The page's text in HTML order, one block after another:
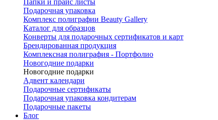
Папки и прайс листы
Подарочная упаковка
Комплекс полиграфии Beauty Gallery
Каталог для образцов
Конверты для подарочных сертификатов и карт
Брендированная продукция
Комплексная полиграфия - Портфолио
Новогодние подарки
Новогодние подарки
Адвент календари
Подарочные сертификаты
Подарочная упаковка кондитерам
Подарочные пакеты
Блог